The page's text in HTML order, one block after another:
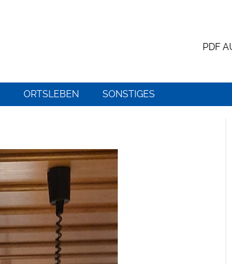
PDF
ORTSLEBEN SONSTIGES